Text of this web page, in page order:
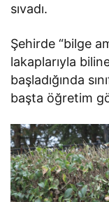
sıvadı.
Şehirde “bilge
lakaplarıyla
başladığında
başta öğretim